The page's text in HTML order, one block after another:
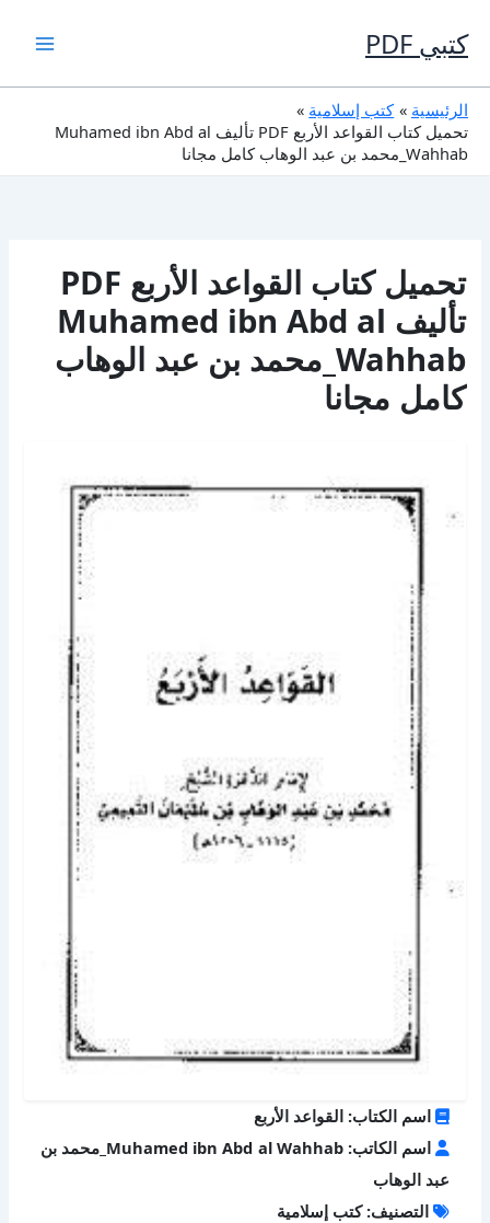
إلى
المحتوى
كتبي PDF
الرئيسية
كتب إسلامية
تحميل كتاب القواعد الأربع PDF تأليف Muhamed ibn Abd al
Wahhab_محمد بن عبد الوهاب كامل مجانا
تحميل كتاب القواعد الأربع PDF
تأليف Muhamed ibn Abd al
Wahhab_محمد بن عبد الوهاب
كامل مجانا
اسم الكتاب: القواعد الأربع
اسم الكاتب: Muhamed ibn Abd al Wahhab_محمد بن
عبد الوهاب
التصنيف: كتب إسلامية